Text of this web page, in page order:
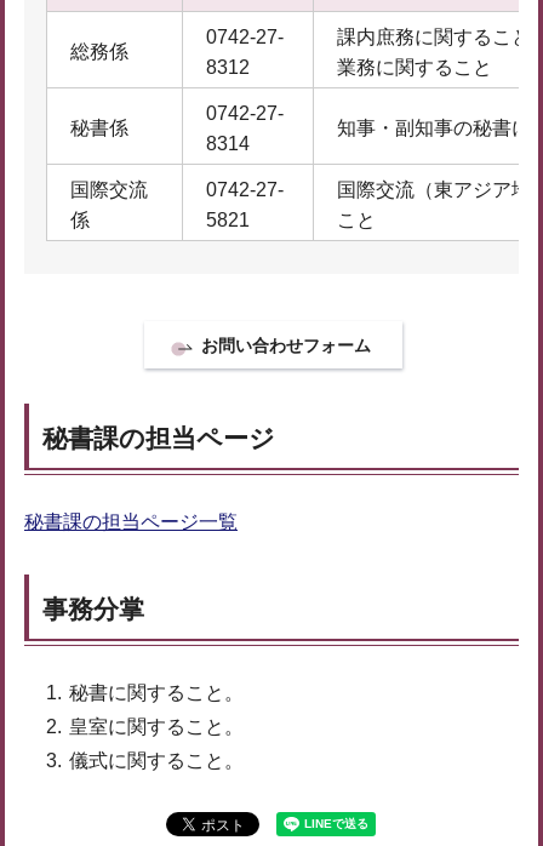
総務係
0742-27-
8312
課内庶務に関すること
業務に関すること
秘書係
0742-27-
8314
知事・副知事の秘書に
国際交流
係
0742-27-
5821
国際交流（東アジア地
こと
秘書課の担当ページ
秘書課の担当ページ一覧
事務分掌
秘書に関すること。
皇室に関すること。
儀式に関すること。